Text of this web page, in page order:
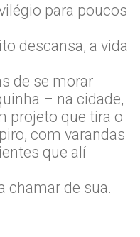
para poucos
descansa, a vida
de se morar
– na cidade,
projeto que tira o
com varandas
que alí
chamar de sua.